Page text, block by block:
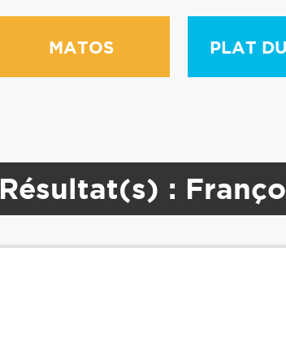
MATOS PLAT
Résultat(s) :